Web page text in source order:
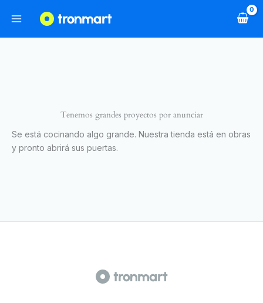
Tenemos grandes proyectos por anunciar
Se está cocinando algo grande. Nuestra tienda está en obras
y pronto abrirá sus puertas.